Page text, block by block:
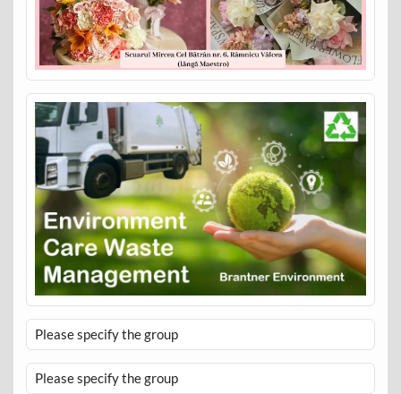
Please specify the group
Please specify the group